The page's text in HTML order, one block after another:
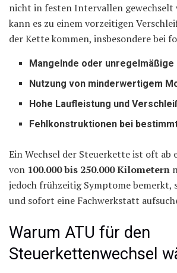
nicht in festen Intervallen gewechselt
kann es zu einem vorzeitigen
der Kette kommen, insbesondere bei
Mangelnde oder unregelmäßige
Nutzung von minderwertigem
Hohe Laufleistung und
Fehlkonstruktionen bei
Ein Wechsel der Steuerkette ist oft ab
von 100.000 bis 250.000 Kilometern
jedoch frühzeitig Symptome
und sofort eine Fachwerkstatt
Warum ATU für den
Steuerkettenwechsel